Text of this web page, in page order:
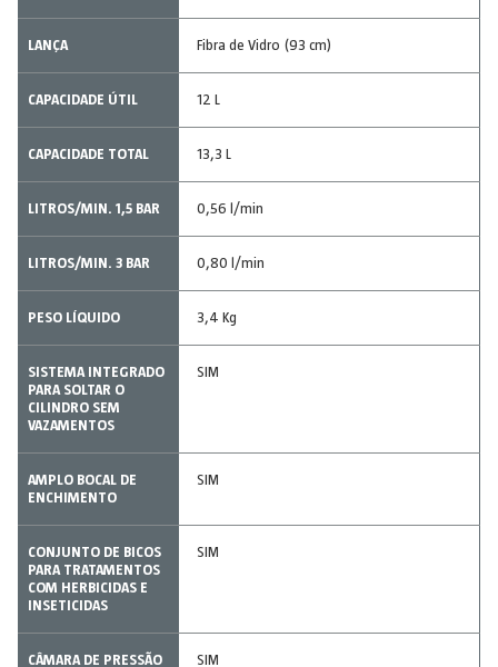
LANÇA Fibra de Vidro (93 cm)
CAPACIDADE ÚTIL 12 L
CAPACIDADE TOTAL 13,3 L
LITROS/MIN. 1,5 BAR 0,56 l/min
LITROS/MIN. 3 BAR 0,80 l/min
PESO LÍQUIDO 3,4 Kg
SISTEMA INTEGRADO
PARA SOLTAR O
CILINDRO SEM
VAZAMENTOS
SIM
AMPLO BOCAL DE
ENCHIMENTO
SIM
CONJUNTO DE BICOS
PARA TRATAMENTOS
COM HERBICIDAS E
INSETICIDAS
SIM
CÂMARA DE PRESSÃO SIM